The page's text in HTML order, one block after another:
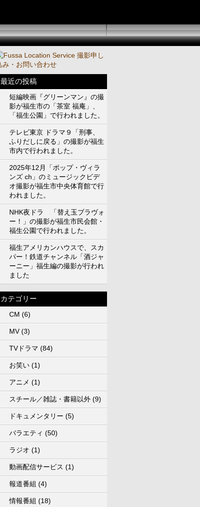
最近の投稿
短編映画『グリーンマン』の撮
影が福生市の「茶室 福庵」、
「福生公園」で行われました。
テレビ東京 ドラマ９「刑事、
ふりだしに戻る」の撮影が福生
市内で行われました。
2025年12月「ポップ・ヴィラ
ンズ ch」のミュージックビデ
オ撮影が福生市中央体育館で行
われました。
NHK夜ドラ 「替え玉ブラヴォ
ー！」の撮影が福生市民会館・
福生公園で行われました。
福生アメリカンハウスで、スカ
パー！鉄道チャンネル「酒ジャ
ーニー」福生編の撮影が行われ
ました
カテゴリー
CM (6)
MV(3)
TVドラマ (84)
お笑い (1)
アニメ (1)
スチール／雑誌・書籍以外 (9)
ドキュメンタリー (5)
バラエティ (50)
ラジオ (1)
動画配信サービス (1)
報道番組 (4)
情報番組 (18)